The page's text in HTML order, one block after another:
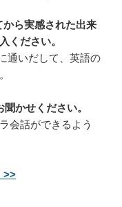
ら実感された出来
ください。
通いだして、英語の
かせください。
会話ができるよう
>>